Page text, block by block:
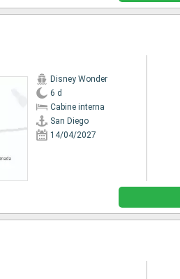
Disney Wonder
6 d
Cabine interna
San Diego
14/04/2027